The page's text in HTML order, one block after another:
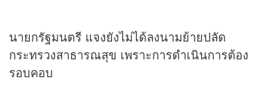
นายกรัฐมนตรี แจงยังไม่ได้ลงนามย้ายปลัด
กระทรวงสาธารณสุข เพราะการดำเนินการต้อง
รอบคอบ